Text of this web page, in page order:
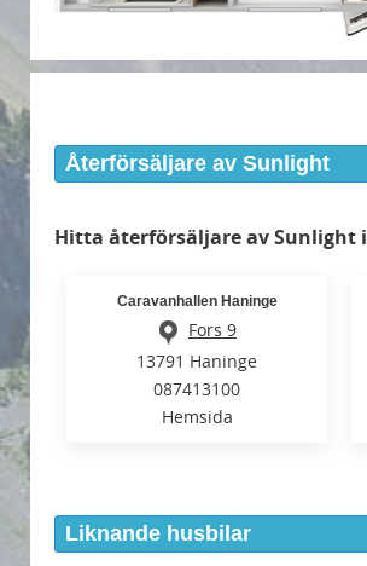
Återförsäljare av Sunlight
Hitta återförsäljare av Sunlight i
Caravanhallen Haninge
Fors 9
13791 Haninge
087413100
Hemsida
Liknande husbilar